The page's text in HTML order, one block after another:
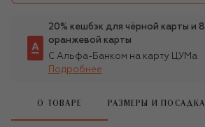
20% кешбэк для чёрной карты и
оранжевой карты
С Альфа-Банком на карту ЦУМа
Подробнее
О ТОВАРЕ РАЗМЕРЫ И ПОСАДКА